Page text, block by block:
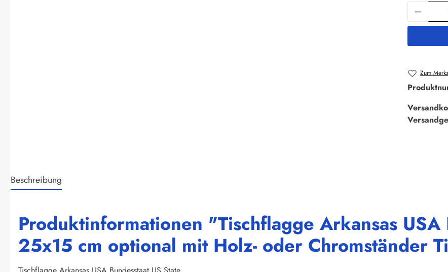
Zum
Beschreibung
Produktinformationen "Tischflagge Arkansas USA
25x15 cm optional mit Holz- oder Chromständer